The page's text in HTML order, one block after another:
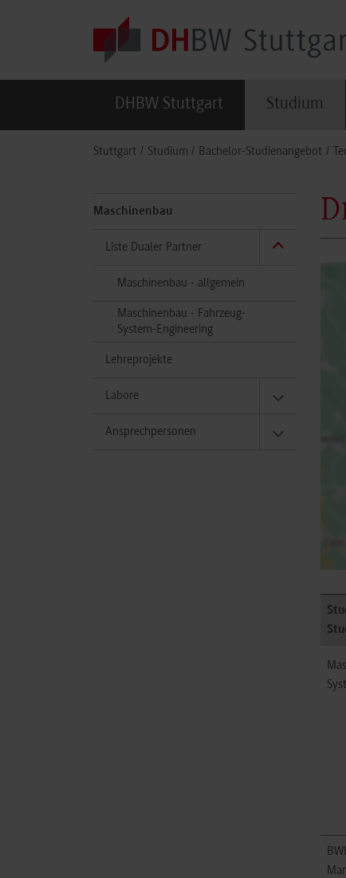
DHBW Stuttgart Studium
Stuttgart Studium Bachelor-Studienangebot
Maschinenbau
Liste Dualer Partner
Maschinenbau - allgemein
Maschinenbau - Fahrzeug-
System-Engineering
Lehreprojekte
Labore
Ansprechpersonen